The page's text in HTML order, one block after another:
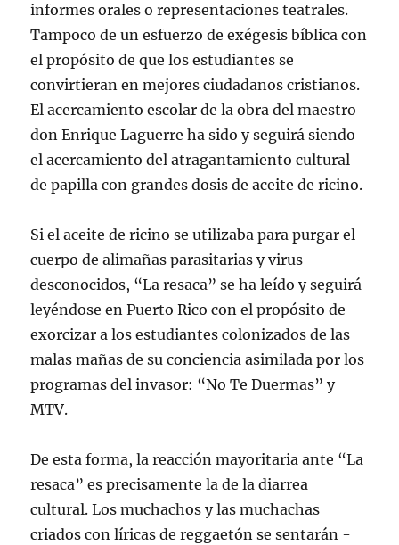
informes orales o representaciones teatrales.
Tampoco de un esfuerzo de exégesis bíblica con
el propósito de que los estudiantes se
convirtieran en mejores ciudadanos cristianos.
El acercamiento escolar de la obra del maestro
don Enrique Laguerre ha sido y seguirá siendo
el acercamiento del atragantamiento cultural
de papilla con grandes dosis de aceite de ricino.
Si el aceite de ricino se utilizaba para purgar el
cuerpo de alimañas parasitarias y virus
desconocidos, “La resaca” se ha leído y seguirá
leyéndose en Puerto Rico con el propósito de
exorcizar a los estudiantes colonizados de las
malas mañas de su conciencia asimilada por los
programas del invasor: “No Te Duermas” y
MTV.
De esta forma, la reacción mayoritaria ante “La
resaca” es precisamente la de la diarrea
cultural. Los muchachos y las muchachas
criados con líricas de reggaetón se sentarán -